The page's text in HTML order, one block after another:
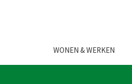
WONEN & WERKEN